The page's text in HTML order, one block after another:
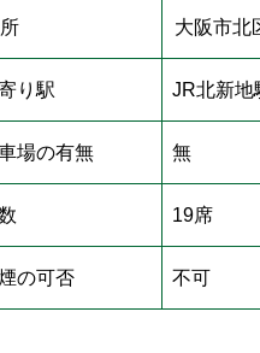
大阪市北
り駅 JR北新地
場の有無 無
19席
の可否 不可